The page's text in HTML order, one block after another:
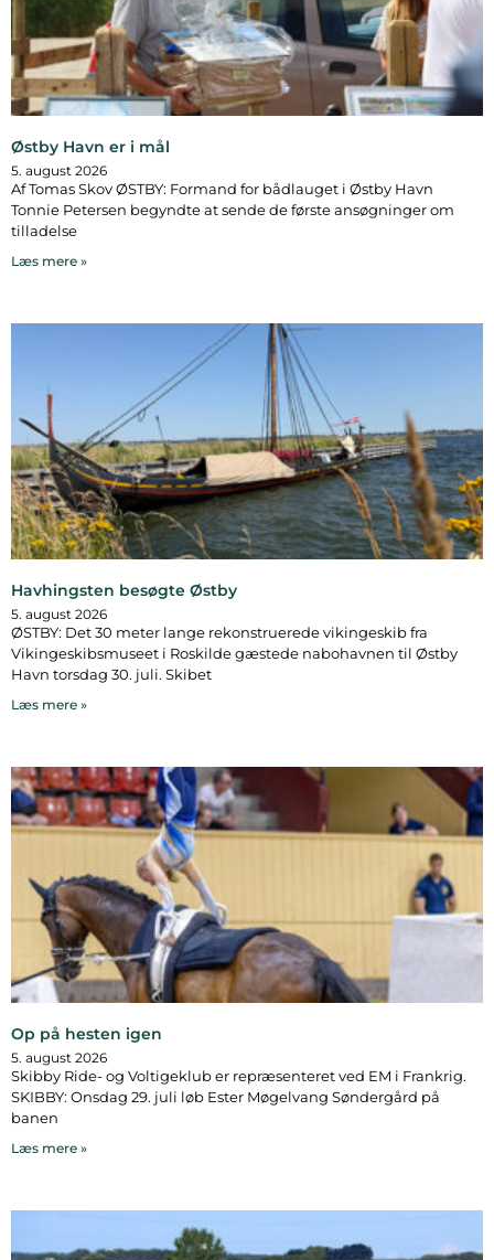
Østby Havn er i mål
5. august 2026
Af Tomas Skov ØSTBY: Formand for bådlauget i Østby Havn
Tonnie Petersen begyndte at sende de første ansøgninger om
tilladelse
Læs mere »
Havhingsten besøgte Østby
5. august 2026
ØSTBY: Det 30 meter lange rekonstruerede vikingeskib fra
Vikingeskibsmuseet i Roskilde gæstede nabohavnen til Østby
Havn torsdag 30. juli. Skibet
Læs mere »
Op på hesten igen
5. august 2026
Skibby Ride- og Voltigeklub er repræsenteret ved EM i Frankrig.
SKIBBY: Onsdag 29. juli løb Ester Møgelvang Søndergård på
banen
Læs mere »